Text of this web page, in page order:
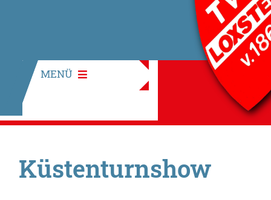
MENÜ
Küstenturnshow